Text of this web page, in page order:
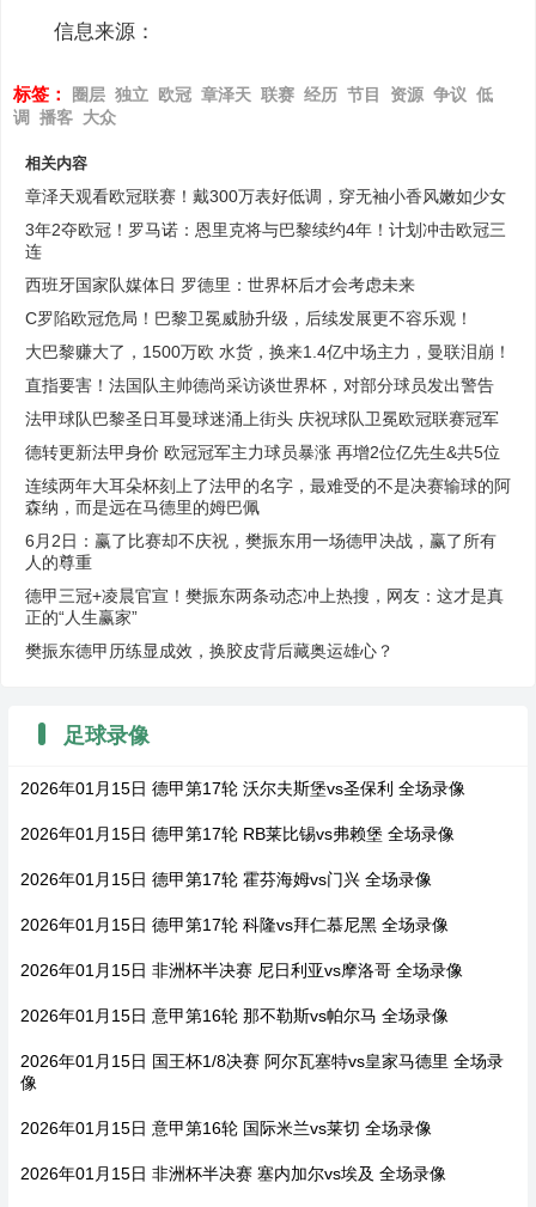
信息来源：
标签： 圈层 独立 欧冠 章泽天 联赛 经历 节目 资源 争议 低
调 播客 大众
相关内容
章泽天观看欧冠联赛！戴300万表好低调，穿无袖小香风嫩如少女
3年2夺欧冠！罗马诺：恩里克将与巴黎续约4年！计划冲击欧冠三
连
西班牙国家队媒体日 罗德里：世界杯后才会考虑未来
C罗陷欧冠危局！巴黎卫冕威胁升级，后续发展更不容乐观！
大巴黎赚大了，1500万欧 水货，换来1.4亿中场主力，曼联泪崩！
直指要害！法国队主帅德尚采访谈世界杯，对部分球员发出警告
法甲球队巴黎圣日耳曼球迷涌上街头 庆祝球队卫冕欧冠联赛冠军
德转更新法甲身价 欧冠冠军主力球员暴涨 再增2位亿先生&共5位
连续两年大耳朵杯刻上了法甲的名字，最难受的不是决赛输球的阿
森纳，而是远在马德里的姆巴佩
6月2日：赢了比赛却不庆祝，樊振东用一场德甲决战，赢了所有
人的尊重
德甲三冠+凌晨官宣！樊振东两条动态冲上热搜，网友：这才是真
正的“人生赢家”
樊振东德甲历练显成效，换胶皮背后藏奥运雄心？
足球录像
2026年01月15日 德甲第17轮 沃尔夫斯堡vs圣保利 全场录像
2026年01月15日 德甲第17轮 RB莱比锡vs弗赖堡 全场录像
2026年01月15日 德甲第17轮 霍芬海姆vs门兴 全场录像
2026年01月15日 德甲第17轮 科隆vs拜仁慕尼黑 全场录像
2026年01月15日 非洲杯半决赛 尼日利亚vs摩洛哥 全场录像
2026年01月15日 意甲第16轮 那不勒斯vs帕尔马 全场录像
2026年01月15日 国王杯1/8决赛 阿尔瓦塞特vs皇家马德里 全场录
像
2026年01月15日 意甲第16轮 国际米兰vs莱切 全场录像
2026年01月15日 非洲杯半决赛 塞内加尔vs埃及 全场录像